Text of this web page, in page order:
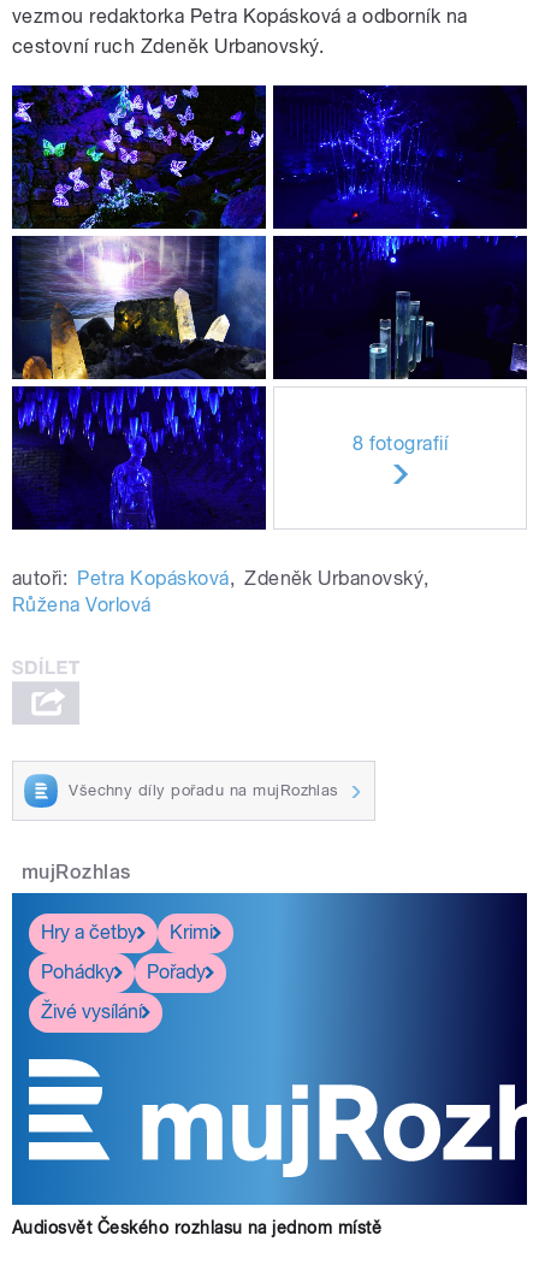
vezmou redaktorka Petra Kopásková a odborník na
cestovní ruch Zdeněk Urbanovský.
8 fotografií
autoři: Petra Kopásková, Zdeněk Urbanovský,
Růžena Vorlová
Všechny díly pořadu na mujRozhlas
mujRozhlas
Hry a četby
Krimi
Pohádky
Pořady
Živé vysílání
Audiosvět Českého rozhlasu na jednom místě